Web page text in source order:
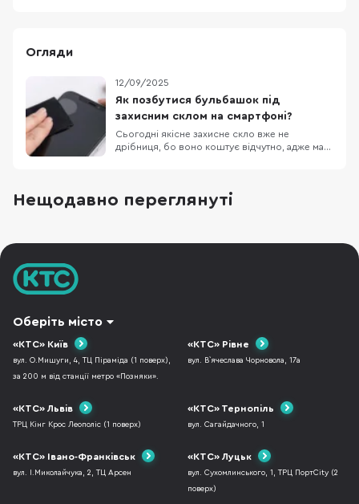
Огляди
12/09/2025
Як позбутися бульбашок під
захисним склом на смартфоні?
Сьогодні якісне захисне скло вже не
дрібниця, бо воно коштує відчутно, адже має
про естетику — це про гроші й нерви. Що
робити: миритися, намагатися “вигнати”
Нещодавно переглянуті
Оберіть місто
«КТС» Київ
вул. О.Мишуги, 4, ТЦ Піраміда (1 поверх),
за 200 м від станції метро «Позняки».
«КТС» Рівне
вул. В`ячеслава Чорновола, 17а
«КТС» Львів
ТРЦ Кінг Крос Леополіс (1 поверх)
«КТС» Тернопіль
вул. Сагайдачного, 1
«КТС» Івано-Франківськ
вул. І.Миколайчука, 2, ТЦ Арсен
«КТС» Луцьк
вул. Сухомлинського, 1, ТРЦ ПортCity (2
поверх)